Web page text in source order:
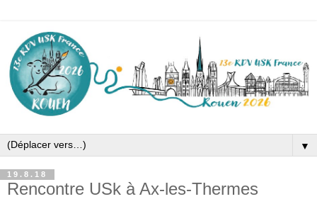
▼
19.8.18
Rencontre USk à Ax-les-Thermes